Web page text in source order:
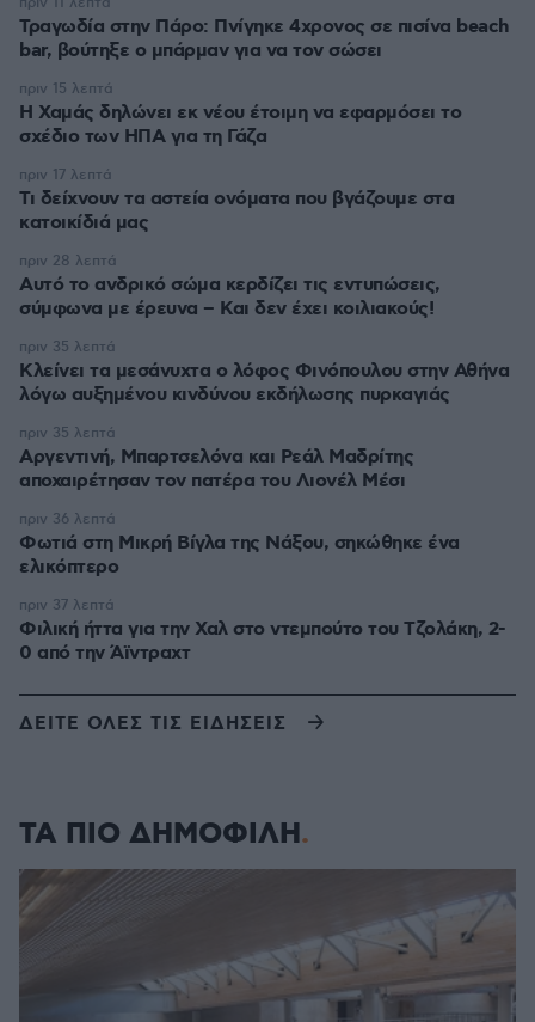
Τραγωδία στην Πάρο: Πνίγηκε 4χρονος σε πισίνα beach
bar, βούτηξε ο μπάρμαν για να τον σώσει
Η Χαμάς δηλώνει εκ νέου έτοιμη να εφαρμόσει το
σχέδιο των ΗΠΑ για τη Γάζα
πριν 15 λεπτά
Τι δείχνουν τα αστεία ονόματα που βγάζουμε στα
κατοικίδιά μας
πριν 17 λεπτά
Αυτό το ανδρικό σώμα κερδίζει τις εντυπώσεις,
σύμφωνα με έρευνα – Και δεν έχει κοιλιακούς!
πριν 28 λεπτά
Κλείνει τα μεσάνυχτα ο λόφος Φινόπουλου στην Αθήνα
λόγω αυξημένου κινδύνου εκδήλωσης πυρκαγιάς
πριν 35 λεπτά
Αργεντινή, Μπαρτσελόνα και Ρεάλ Μαδρίτης
αποχαιρέτησαν τον πατέρα του Λιονέλ Μέσι
πριν 35 λεπτά
Φωτιά στη Μικρή Βίγλα της Νάξου, σηκώθηκε ένα
ελικόπτερο
πριν 36 λεπτά
Φιλική ήττα για την Χαλ στο ντεμπούτο του Τζολάκη, 2-
0 από την Άϊντραχτ
πριν 37 λεπτά
ΔΕΙΤΕ ΟΛΕΣ ΤΙΣ ΕΙΔΗΣΕΙΣ
ΤΑ ΠΙΟ ΔΗΜΟΦΙΛΗ